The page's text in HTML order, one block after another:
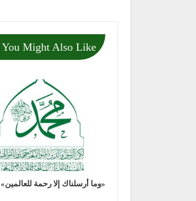
You Might Also Like
«وما أرسلناك إلا رحمة للعالمين»